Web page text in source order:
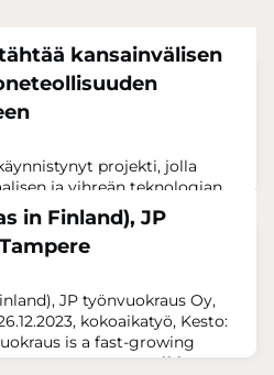
kansainvälisen
projekti, jolla
ja vihreän teknologian
on parantaa yritysten
rahoitusta sekä
verkostoihin. Business
edistää muun
luomalla
kansainvälisten
in Finland), JP
JP työnvuokraus Oy,
kokoaikatyö, Kesto:
is a fast-growing
rent competent staff for our